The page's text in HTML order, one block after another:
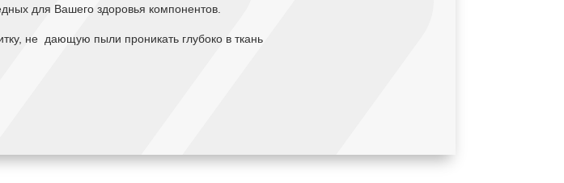
для Вашего здоровья компонентов.
не дающую пыли проникать глубоко в ткань